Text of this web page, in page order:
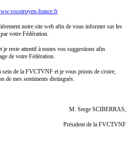
france.fr
notre site web afin de vous informer sur les
votre Fédération.
je reste attentif à toutes vos suggestions afin
de votre Fédération.
sein de la FVCTVNF et je vous prions de croire,
de mes sentiments distingués.
M. Serge SCIBERRAS,
Président de la FVCTVNF